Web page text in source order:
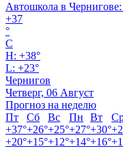
Автошкола в
+37
°
C
H: +38°
L: +23°
Чернигов
Четверг, 06 Август
Прогноз на неделю
Пт
Сб Вс Пн Вт
+37°+26°+25°+27°+30°+
+20°+15°+12°+14°+16°+